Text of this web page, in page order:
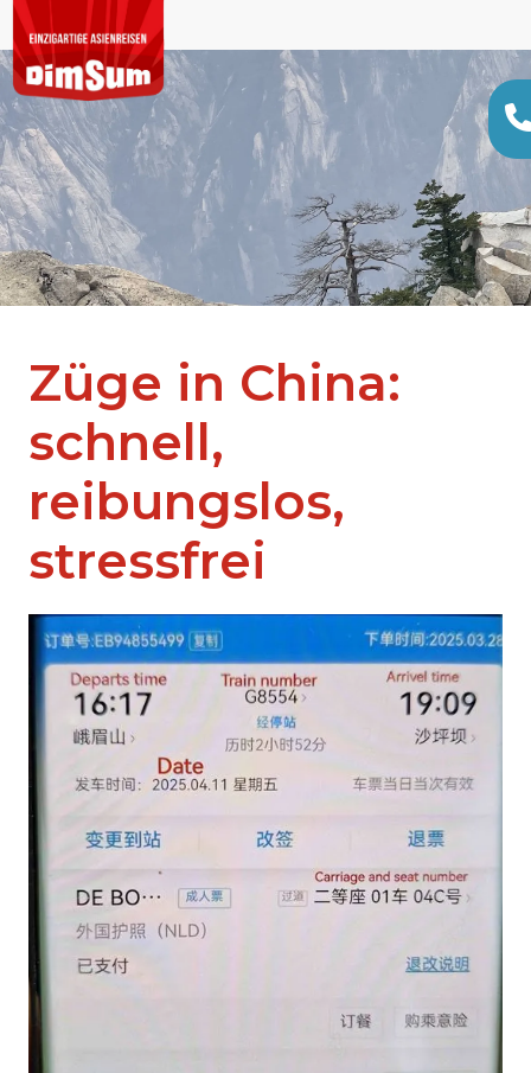
Züge in China:
schnell,
reibungslos,
stressfrei